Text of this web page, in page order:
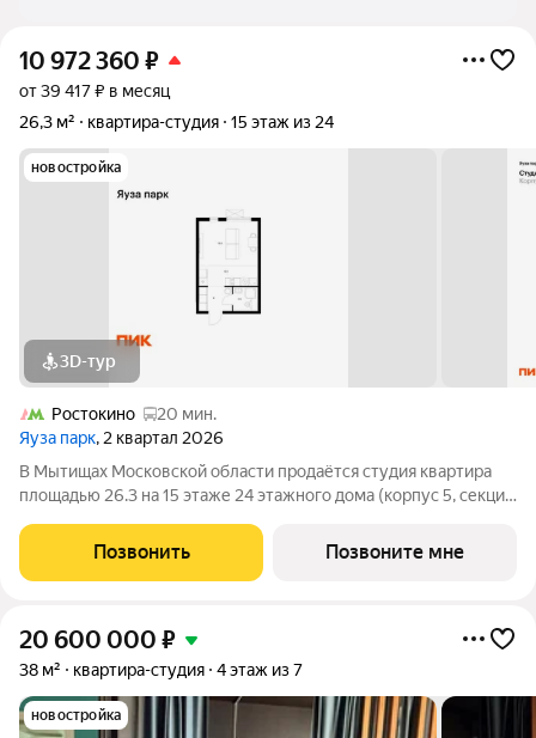
10 972 360 ₽
от 39 417 ₽ в месяц
26,3 м²
квартира-студия 15 этаж из 24
новостройка
3D-тур
Ростокино
20 мин.
Яуза парк, 2 квартал 2026
В Мытищах Московской области продаётся студия квартира
площадью 26.3 на 15 этаже 24 этажного дома (корпус 5, секция
пешком до ж/д станции Мытищи и 20 минут на автомобиле до
метро
Позвонить Позвоните мне
20 600 000 ₽
38 м² квартира-студия 4 этаж из 7
новостройка